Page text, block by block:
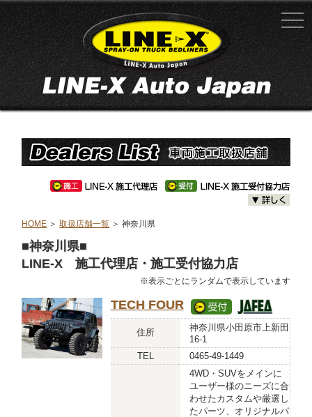
HOME ＞取扱店舗一覧 ＞ 神奈川県
■神奈川県■
LINE-X 施工代理店・施工受付協力店
※表示ごとにランダムで表示しています
TECH FOUR
住所
神奈川県小田原市上新田
16-1
TEL
0465-49-1449
4WD・SUVをメインに
ユーザー様のニーズに合
わせたカスタムや厳選し
たパーツ、オリジナルパ